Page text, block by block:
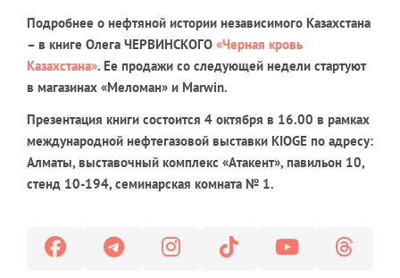
Подробнее о нефтяной истории независимого Казахстана
– в книге Олега ЧЕРВИНСКОГО «Черная кровь
Казахстана». Ее продажи со следующей недели стартуют
в магазинах «Меломан» и Marwin.
Презентация книги состоится 4 октября в 16.00 в рамках
международной нефтегазовой выставки KIOGE по адресу:
Алматы, выставочный комплекс «Атакент», павильон 10,
стенд 10-194, семинарская комната № 1.